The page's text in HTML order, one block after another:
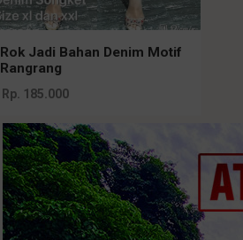
Rok Jadi Bahan Denim Motif
Rangrang
Rp. 185.000